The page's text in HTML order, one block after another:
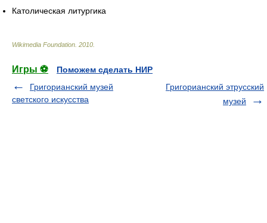
Католическая литургика
Wikimedia Foundation 2010
Игры ⚽
Поможем сделать НИР
Григорианский музей
светского искусства
Григорианский этрусский
музей